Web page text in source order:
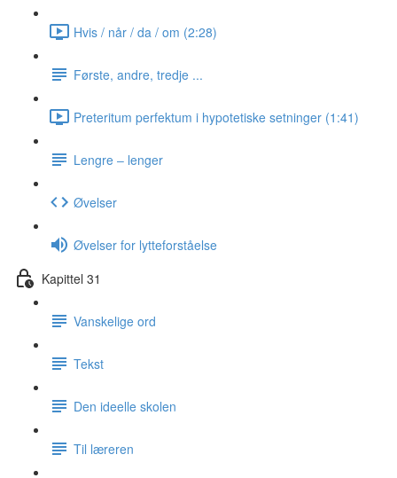
Hvis / når / da / om (2:28)
Første, andre, tredje ...
Preteritum perfektum i hypotetiske setninger (1:41)
Lengre ‒ lenger
Øvelser
Øvelser for lytteforståelse
Kapittel 31
Vanskelige ord
Tekst
Den ideelle skolen
Til læreren